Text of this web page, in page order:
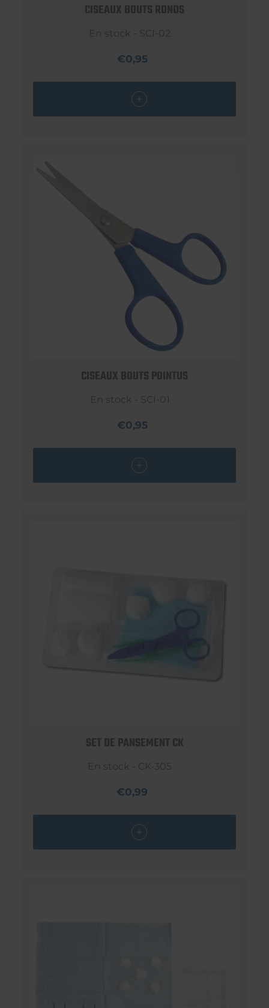
CISEAUX BOUTS RONDS
En stock - SCI-02
€0,95
CISEAUX BOUTS POINTUS
En stock - SCI-01
€0,95
SET DE PANSEMENT CK
En stock - CK-305
€0,99